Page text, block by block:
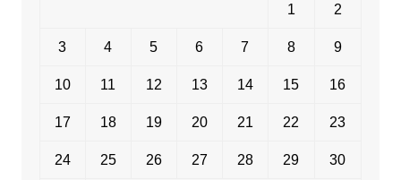
1 2
3 4 5 6 7 8 9
10 11 12 13 14 15 16
17 18 19 20 21 22 23
24 25 26 27 28 29 30